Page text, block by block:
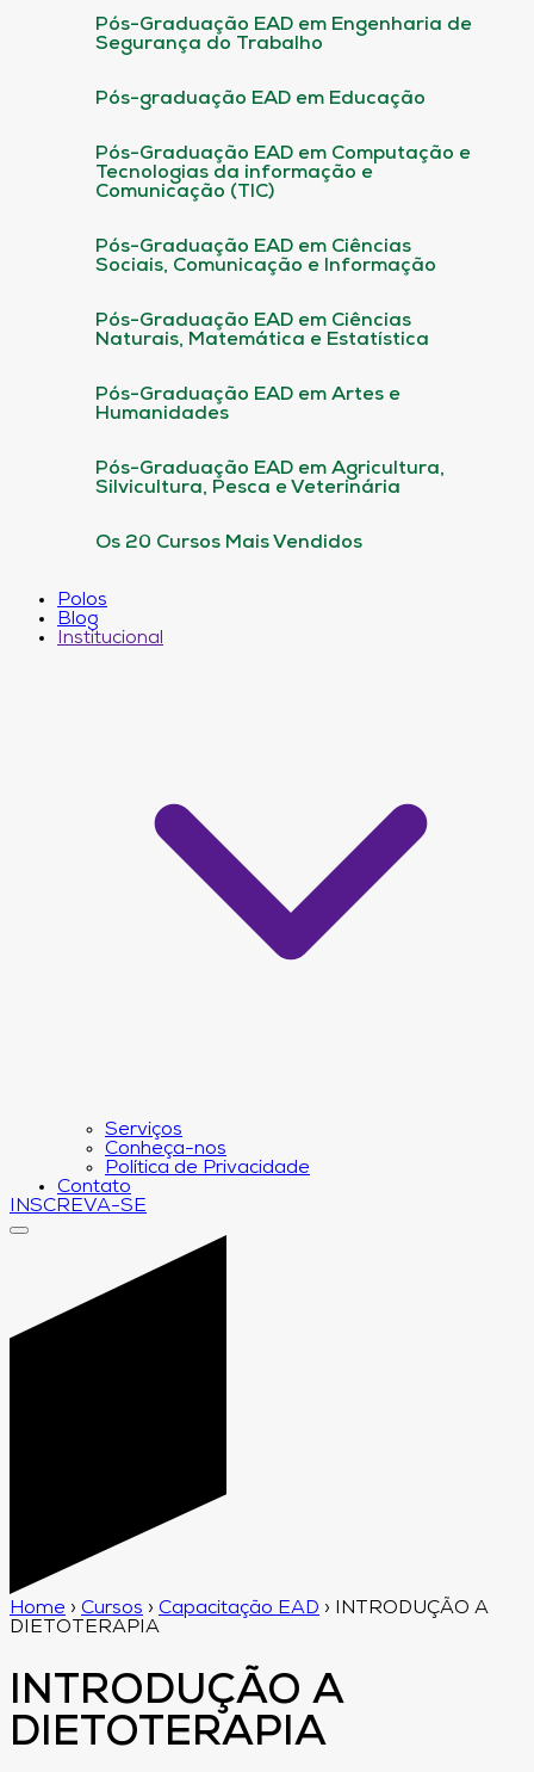
Pós-Graduação EAD em Engenharia de
Segurança do Trabalho
Pós-graduação EAD em Educação
Pós-Graduação EAD em Computação e
Tecnologias da informação e
Comunicação (TIC)
Pós-Graduação EAD em Ciências
Sociais, Comunicação e Informação
Pós-Graduação EAD em Ciências
Naturais, Matemática e Estatística
Pós-Graduação EAD em Artes e
Humanidades
Pós-Graduação EAD em Agricultura,
Silvicultura, Pesca e Veterinária
Os 20 Cursos Mais Vendidos
Polos
Blog
Institucional
Serviços
Conheça-nos
Política de Privacidade
Contato
INSCREVA-SE
Home › Cursos › Capacitação EAD ›
INTRODUÇÃO A
DIETOTERAPIA
INTRODUÇÃO A
DIETOTERAPIA